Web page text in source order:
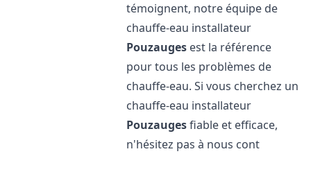
témoignent, notre équipe de
chauffe-eau installateur
Pouzauges est la référence
pour tous les problèmes de
chauffe-eau. Si vous cherchez un
chauffe-eau installateur
Pouzaugesfiable et efficace,
n'hésitez pas à nous cont